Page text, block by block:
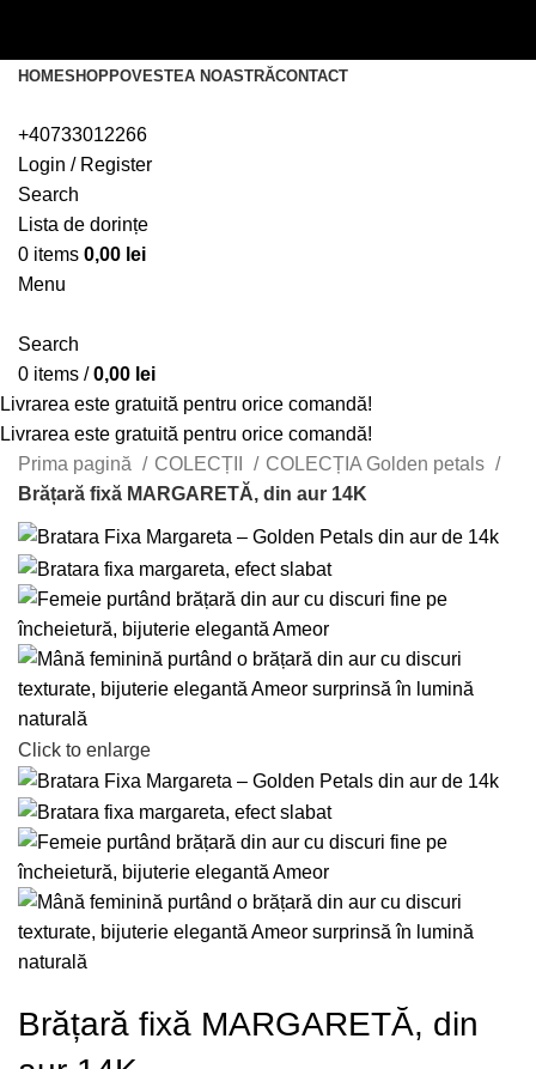
HOMESHOPPOVESTEA NOASTRĂCONTACT
+40733012266
Login / Register
Search
Lista de dorințe
0 items 0,00 lei
Menu
Search
0 items / 0,00 lei
Livrarea este gratuită pentru orice comandă!
Livrarea este gratuită pentru orice comandă!
Prima pagină
COLECȚII
COLECȚIA Golden petals
Brățară fixă MARGARETĂ, din aur 14K
Click to enlarge
Brățară fixă MARGARETĂ, din